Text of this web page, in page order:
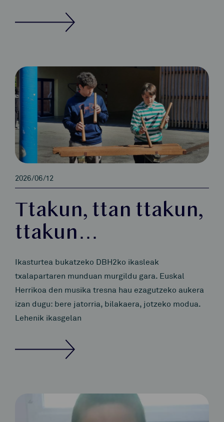
2026/06/12
Ttakun, ttan ttakun,
ttakun…
Ikasturtea bukatzeko DBH2ko ikasleak
txalapartaren munduan murgildu gara. Euskal
Herrikoa den musika tresna hau ezagutzeko aukera
izan dugu: bere jatorria, bilakaera, jotzeko modua.
Lehenik ikasgelan